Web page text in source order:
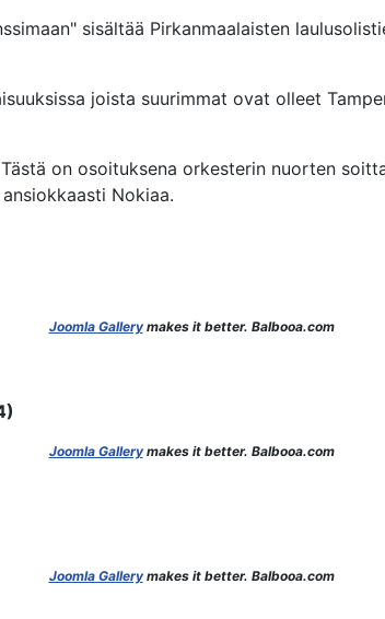
sisältää Pirkanmaalaisten
joista suurimmat ovat olleet
on osoituksena orkesterin nuorten
Nokiaa.
Joomla Gallerymakes it better. Balbooa.com
Joomla Gallerymakes it better. Balbooa.com
Joomla Gallerymakes it better. Balbooa.com